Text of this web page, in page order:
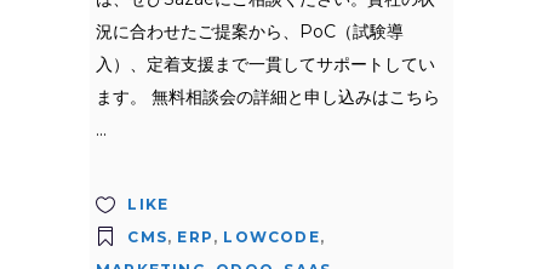
況に合わせたご提案から、PoC（試験導
入）、定着支援まで一貫してサポートしてい
ます。 無料相談会の詳細と申し込みはこちら
LIKE
CMS, ERP , LOWCODE,